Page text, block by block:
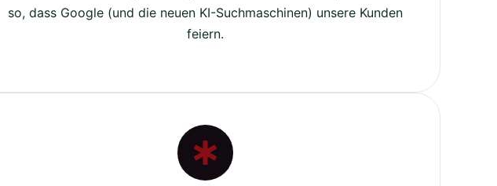
so, dass Google (und die neuen KI-Suchmaschinen) unsere Kunden
feiern.